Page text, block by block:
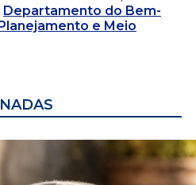
Departamento do Bem-
e Meio